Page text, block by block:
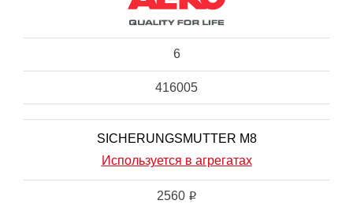
6
416005
SICHERUNGSMUTTER M8
Используется в агрегатах
2560 i